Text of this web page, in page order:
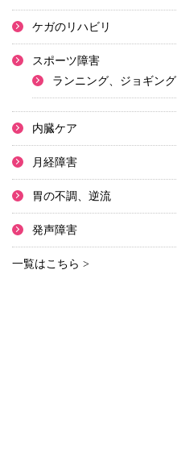
ケガのリハビリ
スポーツ障害
ランニング、ジョギング
内臓ケア
月経障害
胃の不調、逆流
発声障害
一覧はこちら >